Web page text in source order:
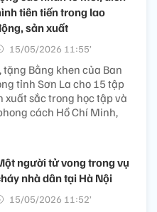
tiên tiến trong lao
sản xuất
15/05/2026 11:55’
Bằng khen của Ban
tỉnh Sơn La cho 15 tập
xuất sắc trong học tập và
cách Hồ Chí Minh,
người tử vong trong vụ
nhà dân tại Hà Nội
15/05/2026 11:52’